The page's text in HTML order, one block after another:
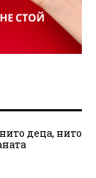
деца, нито